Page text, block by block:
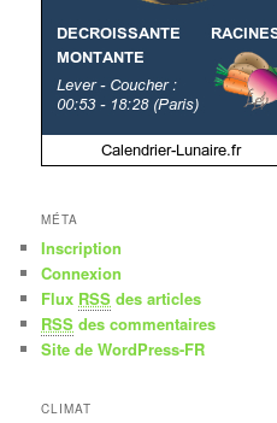
MÉTA
Inscription
Connexion
Flux RSS des articles
RSS des commentaires
Site de WordPress-FR
CLIMAT